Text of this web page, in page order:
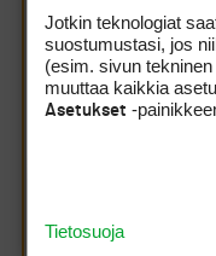
määrälyönneillä?
oleellisesti.
vain ne, jotka
jonka palloa sitten
metsästä. No
vakaasti sitä
Mitenköhän mahtaisi
Jotkin teknologiat
suostumustasi, jos
(esim. sivun
muuttaa kaikkia
Asetukset -
Tietosuoja